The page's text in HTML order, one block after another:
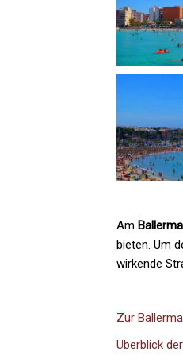
Am
bieten. Um
wirkende
Zur
Überblick